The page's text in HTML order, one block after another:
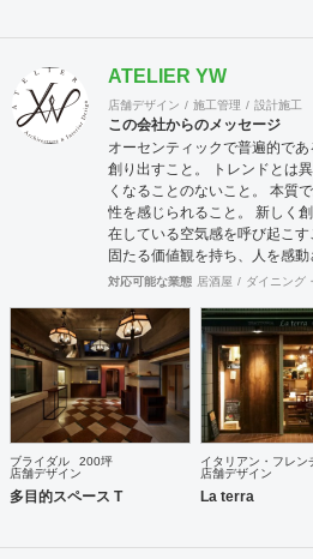
JR東日本スタートアップ株式
GO、無人決済店舗TOUCH TO
ファミリーマート・ファミマ!!
ザイン店舗、KINOKUNIYA
など大手企業や個人問わず実績
ATELIER YW
店舗デザイン 施工管理 設計施工
この会社からのメッセージ
オーセンティックで普遍的で
創り出すこと。 トレンドとは
くなることのないこと。 本質
性を感じられること。 新しく
在している空気感を呼び起こ
固たる価値観を持ち、人を感
際的なバランス感覚を持ちな
続けていきたいと考えています
対応可能な業態 居酒屋 ダイニング
ブライダル
200坪
店舗デザイン
多目的スペース T
イタリアン・フレン
店舗デザイン
La terra